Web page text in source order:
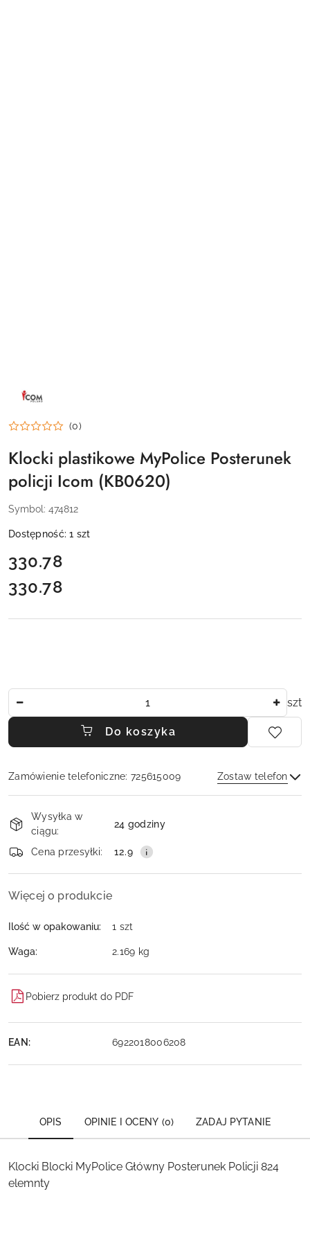
PRODUCENTA:
ICOM
(0)
Klocki plastikowe MyPolice Posterunek
policji Icom (KB0620)
Symbol: 474812
Dostępność:1 szt
cena:
330.78
Cena:
330.78
szt
Do koszyka
Zamówienie telefoniczne: 725615009 Zostaw telefon
i
dostawa
Wysyłka w
ciągu:
24 godziny
Cena przesyłki: 12.9
Więcej o produkcie
Ilość w opakowaniu: 1 szt
Waga: 2.169 kg
Pobierz produkt do PDF
EAN: 6922018006208
OPIS OPINIE I OCENY (0) ZADAJ PYTANIE
Klocki Blocki MyPolice Główny Posterunek Policji 824
elemnty